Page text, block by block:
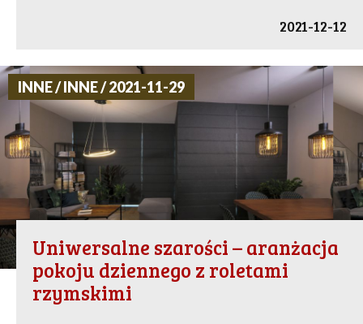
2021-12-12
INNE / INNE / 2021-11-29
Uniwersalne szarości – aranżacja
pokoju dziennego z roletami
rzymskimi